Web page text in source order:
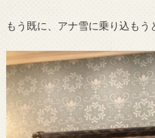
もう既に、アナ雪に乗り込もう